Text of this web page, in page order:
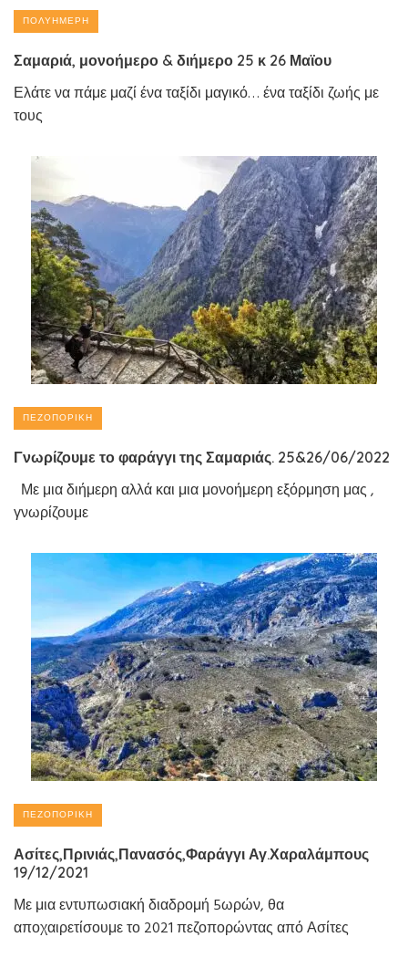
ΠΟΛΥΉΜΕΡΗ
Σαμαριά, μονοήμερο & διήμερο 25 κ 26 Μαϊου
Ελάτε να πάμε μαζί ένα ταξίδι μαγικό… ένα ταξίδι ζωής με
τους
ΠΕΖΟΠΟΡΙΚΉ
Γνωρίζουμε το φαράγγι της Σαμαριάς. 25&26/06/2022
Με μια διήμερη αλλά και μια μονοήμερη εξόρμηση μας ,
γνωρίζουμε
ΠΕΖΟΠΟΡΙΚΉ
Ασίτες,Πρινιάς,Πανασός,Φαράγγι Αγ.Χαραλάμπους
19/12/2021
Με μια εντυπωσιακή διαδρομή 5ωρών, θα
αποχαιρετίσουμε το 2021 πεζοπορώντας από Ασίτες